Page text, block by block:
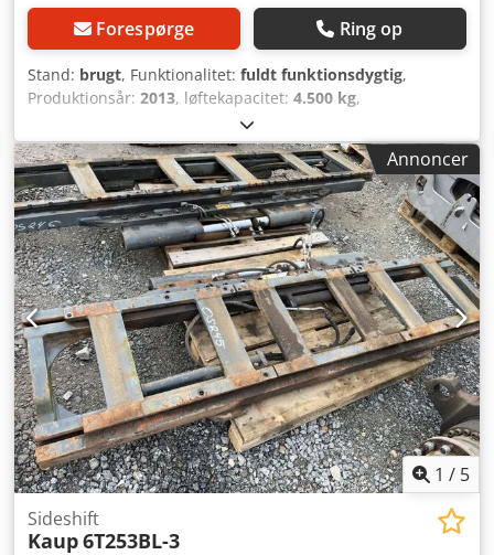
Forespørge Ring op
Stand: brugt, Funktionalitet: fuldt funktionsdygtig,
Produktionsår: 2013, løftekapacitet: 4.500 kg,
2.400 mm
klasse 4 = 5.000 - 10.000 kg Dodet S N Ilepfx Akxskr Teknisk
stand: god Beskrivelse: ISO 4A (61 cm) gafler, ISO 3A (51
cm), kapacitet 4.500 kg, bredde 2.400 mm, årgang 2013, ID
OS730
Annoncer
1 / 5
Sideshift
Kaup6T253BL-3